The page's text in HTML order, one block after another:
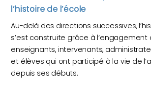
l’histoire de l’école
Au-delà des directions successives,
s’est construite grâce à
enseignants, intervenants,
et élèves qui ont participé à la vie de
depuis ses débuts.